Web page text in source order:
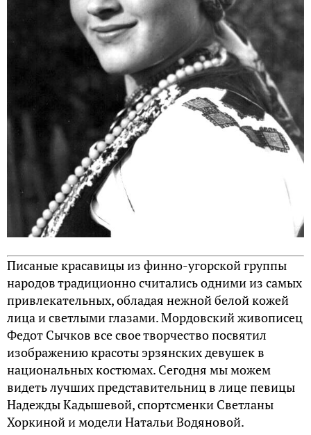
Писаные красавицы из финно-угорской группы
народов традиционно считались одними из самых
привлекательных, обладая нежной белой кожей
лица и светлыми глазами. Мордовский живописец
Федот Сычков все свое творчество посвятил
изображению красоты эрзянских девушек в
национальных костюмах. Сегодня мы можем
видеть лучших представительниц в лице певицы
Надежды Кадышевой, спортсменки Светланы
Хоркиной и модели Натальи Водяновой.